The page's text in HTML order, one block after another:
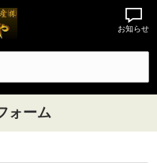
お知らせ
ォーム